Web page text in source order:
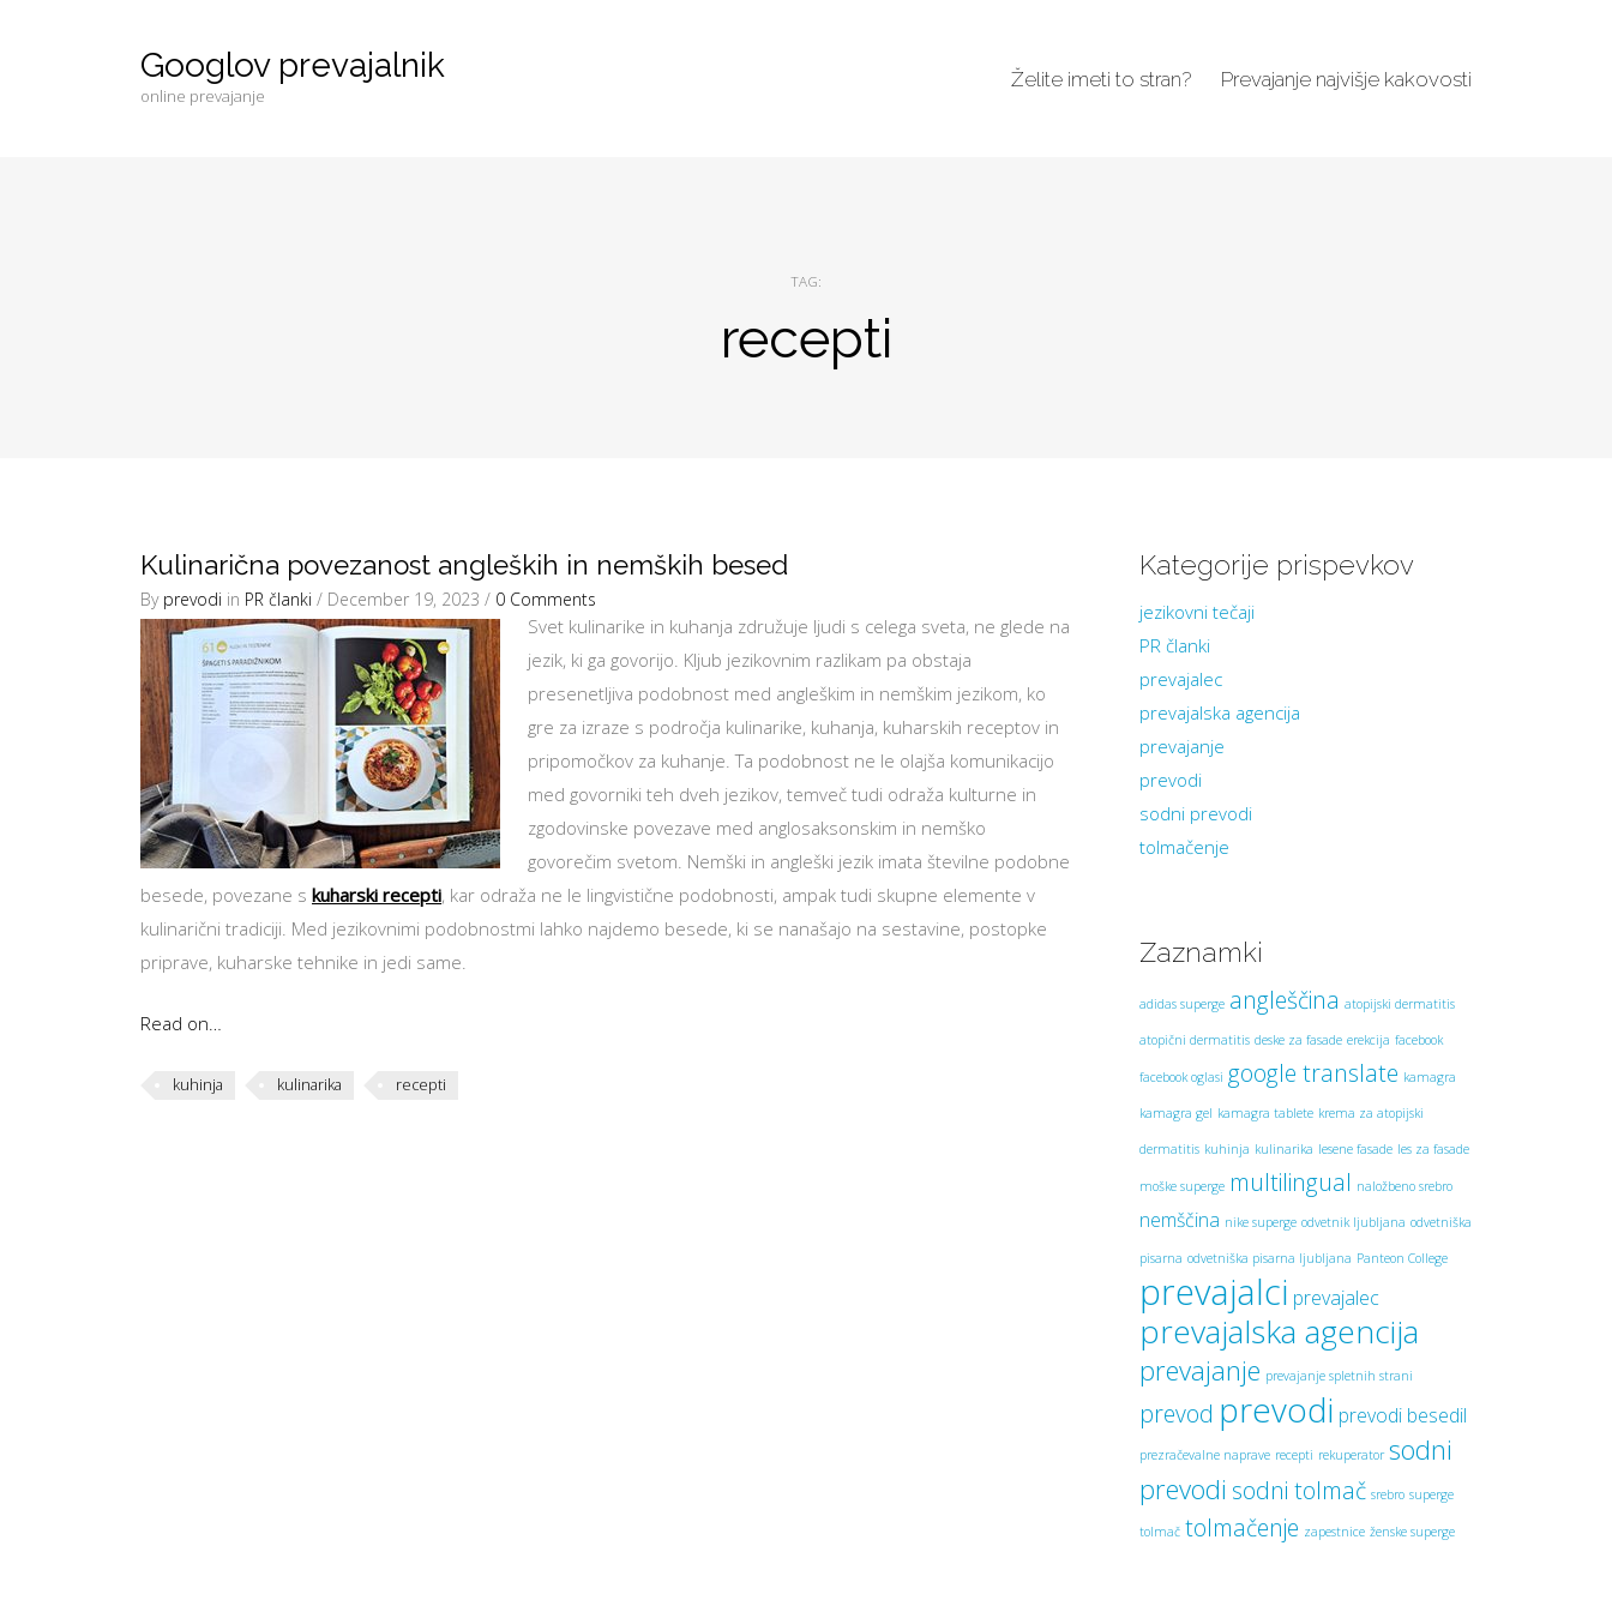
Googlov prevajalnik
online prevajanje
Želite imeti to stran? Prevajanje najvišje kakovosti
TAG:
recepti
Kulinarična povezanost angleških in nemških besed
By prevodi in PR članki / December 19, 2023 / 0 Comments
Svet kulinarike in kuhanja združuje ljudi s celega sveta, ne glede na
jezik, ki ga govorijo. Kljub jezikovnim razlikam pa obstaja
presenetljiva podobnost med angleškim in nemškim jezikom, ko
gre za izraze s področja kulinarike, kuhanja, kuharskih receptov in
pripomočkov za kuhanje. Ta podobnost ne le olajša komunikacijo
med govorniki teh dveh jezikov, temveč tudi odraža kulturne in
zgodovinske povezave med anglosaksonskim in nemško
govorečim svetom. Nemški in angleški jezik imata številne podobne
besede, povezane s kuharski recepti, kar odraža ne le lingvistične podobnosti, ampak tudi skupne elemente v
kulinarični tradiciji. Med jezikovnimi podobnostmi lahko najdemo besede, ki se nanašajo na sestavine, postopke
priprave, kuharske tehnike in jedi same.
Read on…
kuhinja kulinarika recepti
Kategorije prispevkov
jezikovni tečaji
PR članki
prevajalec
prevajalska agencija
prevajanje
prevodi
sodni prevodi
tolmačenje
Zaznamki
adidas superge angleščina atopijski dermatitis
atopični dermatitis deske za fasade erekcija facebook
facebook oglasi google translate kamagra
kamagra gel kamagra tablete krema za atopijski
dermatitis kuhinja kulinarika lesene fasade les za fasade
moške superge multilingual naložbeno srebro
nemščina nike superge odvetnik ljubljana odvetniška
pisarna odvetniška pisarna ljubljana Panteon College
prevajalci prevajalec
prevajalska agencija
prevajanje prevajanje spletnih strani
prevod prevodi prevodi besedil
prezračevalne naprave recepti rekuperator sodni
prevodi sodni tolmač srebro superge
tolmač tolmačenje zapestnice ženske superge